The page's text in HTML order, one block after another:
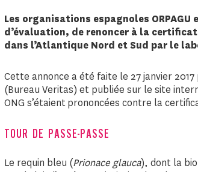
Les organisations espagnoles ORPAGU
d’évaluation, de renoncer à la
dans l’Atlantique Nord et Sud par le
Cette annonce a été faite le 27 janvier
(Bureau Veritas) et publiée sur le site
ONG s’étaient prononcées contre la
TOUR DE PASSE-PASSE
Le requin bleu (Prionace glauca), dont la